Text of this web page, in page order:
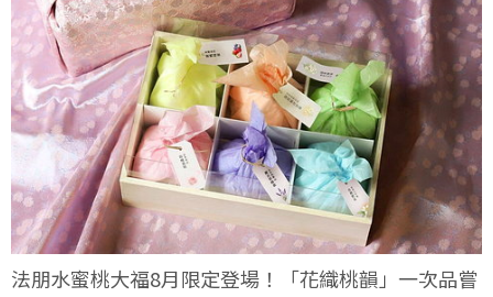
法朋水蜜桃大福8月限定登場！「花織桃韻」一次品嘗